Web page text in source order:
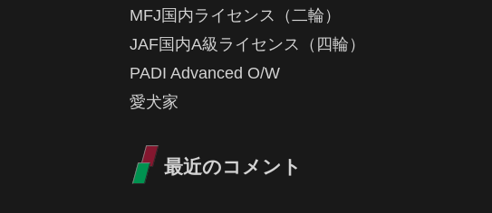
MFJ国内ライセンス（二輪）
JAF国内A級ライセンス（四輪）
PADI Advanced O/W
愛犬家
最近のコメント